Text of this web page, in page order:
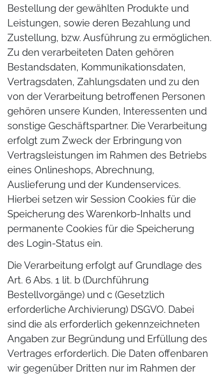
Bestellung der gewählten Produkte und
Leistungen, sowie deren Bezahlung und
Zustellung, bzw. Ausführung zu ermöglichen.
Zu den verarbeiteten Daten gehören
Bestandsdaten, Kommunikationsdaten,
Vertragsdaten, Zahlungsdaten und zu den
von der Verarbeitung betroffenen Personen
gehören unsere Kunden, Interessenten und
sonstige Geschäftspartner. Die Verarbeitung
erfolgt zum Zweck der Erbringung von
Vertragsleistungen im Rahmen des Betriebs
eines Onlineshops, Abrechnung,
Auslieferung und der Kundenservices.
Hierbei setzen wir Session Cookies für die
Speicherung des Warenkorb-Inhalts und
permanente Cookies für die Speicherung
des Login-Status ein.
Die Verarbeitung erfolgt auf Grundlage des
Art. 6 Abs. 1 lit. b (Durchführung
Bestellvorgänge) und c (Gesetzlich
erforderliche Archivierung) DSGVO. Dabei
sind die als erforderlich gekennzeichneten
Angaben zur Begründung und Erfüllung des
Vertrages erforderlich. Die Daten offenbaren
wir gegenüber Dritten nur im Rahmen der